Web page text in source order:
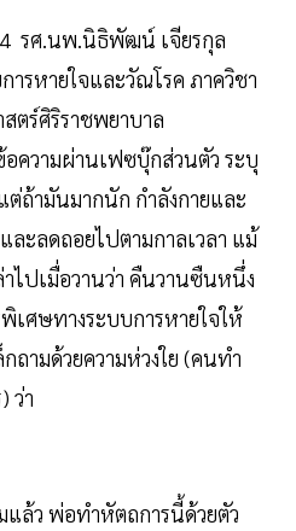
รศ.นพ.นิธิพัฒน์ เจียรกุล
ารหายใจและวัณโรค ภาควิชา
ตร์ศิริราชพยาบาล
ความผ่านเฟซบุ๊กส่วนตัว ระบุ
ต่ถ้ามันมากนัก กำลังกายและ
ะลดถอยไปตามกาลเวลา แม้
าไปเมื่อวานว่า คืนวานซืนหนึ่ง
ศษทางระบบการหายใจให้
ถามด้วยความห่วงใย (คนทำ
ว่า
ล้ว พ่อทำหัตถการนี้ด้วยตัว